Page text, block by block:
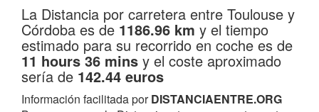
La Distancia por carretera entre Toulouse y
Córdoba es de 1186.96 km y el tiempo
estimado para su recorrido en coche es de
11 hours 36 mins y el coste aproximado
sería de 142.44 euros
Información facilitada porDISTANCIAENTRE.ORG